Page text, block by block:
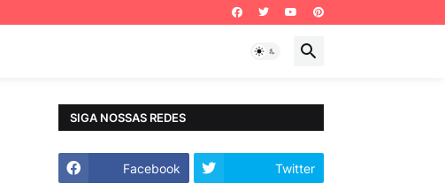
SIGA NOSSAS REDES
Facebook Twitter